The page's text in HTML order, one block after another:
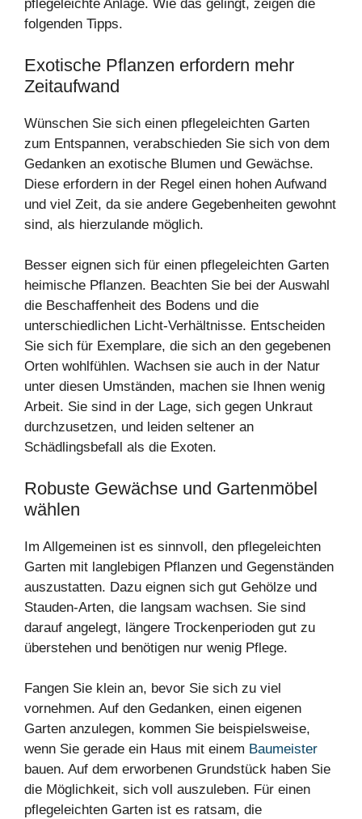
pflegeleichte Anlage. Wie das gelingt, zeigen die
folgenden Tipps.
Exotische Pflanzen erfordern mehr
Zeitaufwand
Wünschen Sie sich einen pflegeleichten Garten
zum Entspannen, verabschieden Sie sich von dem
Gedanken an exotische Blumen und Gewächse.
Diese erfordern in der Regel einen hohen Aufwand
und viel Zeit, da sie andere Gegebenheiten gewohnt
sind, als hierzulande möglich.
Besser eignen sich für einen pflegeleichten Garten
heimische Pflanzen. Beachten Sie bei der Auswahl
die Beschaffenheit des Bodens und die
unterschiedlichen Licht-Verhältnisse. Entscheiden
Sie sich für Exemplare, die sich an den gegebenen
Orten wohlfühlen. Wachsen sie auch in der Natur
unter diesen Umständen, machen sie Ihnen wenig
Arbeit. Sie sind in der Lage, sich gegen Unkraut
durchzusetzen, und leiden seltener an
Schädlingsbefall als die Exoten.
Robuste Gewächse und Gartenmöbel
wählen
Im Allgemeinen ist es sinnvoll, den pflegeleichten
Garten mit langlebigen Pflanzen und Gegenständen
auszustatten. Dazu eignen sich gut Gehölze und
Stauden-Arten, die langsam wachsen. Sie sind
darauf angelegt, längere Trockenperioden gut zu
überstehen und benötigen nur wenig Pflege.
Fangen Sie klein an, bevor Sie sich zu viel
vornehmen. Auf den Gedanken, einen eigenen
Garten anzulegen, kommen Sie beispielsweise,
wenn Sie gerade ein Haus mit einem Baumeister
bauen. Auf dem erworbenen Grundstück haben Sie
die Möglichkeit, sich voll auszuleben. Für einen
pflegeleichten Garten ist es ratsam, die